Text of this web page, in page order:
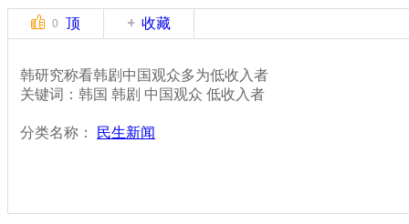
0 顶 收藏
韩研究称看韩剧中国观众多为低收入者
关键词：韩国 韩剧 中国观众 低收入者
分类名称： 民生新闻